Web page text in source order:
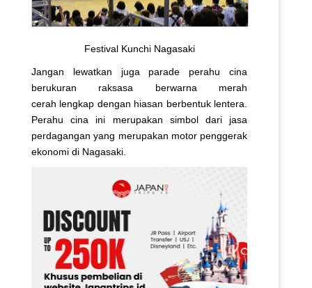
Festival Kunchi Nagasaki
Jangan lewatkan juga parade perahu cina
berukuran raksasa berwarna merah
cerah lengkap dengan hiasan berbentuk lentera.
Perahu cina ini merupakan simbol dari jasa
perdagangan yang merupakan motor penggerak
ekonomi di Nagasaki.